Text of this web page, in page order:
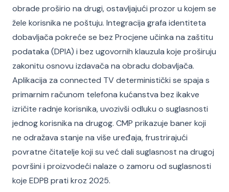
obrade proširio na drugi, ostavljajući prozor u kojem se
žele korisnika ne poštuju. Integracija grafa identiteta
dobavljača pokreće se bez Procjene učinka na zaštitu
podataka (DPIA) i bez ugovornih klauzula koje proširuju
zakonitu osnovu izdavača na obradu dobavljača.
Aplikacija za connected TV deterministički se spaja s
primarnim računom telefona kućanstva bez ikakve
izričite radnje korisnika, uvozivši odluku o suglasnosti
jednog korisnika na drugog. CMP prikazuje baner koji
ne odražava stanje na više uređaja, frustrirajući
povratne čitatelje koji su već dali suglasnost na drugoj
površini i proizvodeći nalaze o zamoru od suglasnosti
koje EDPB prati kroz 2025.